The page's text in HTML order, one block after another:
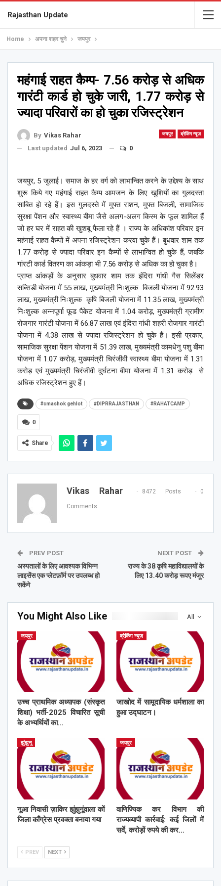
Rajasthan Update
Home अपना शहर चुने जयपुर
महंगाई राहत कैम्प- 7.56 करोड़ से अधिक
गारंटी कार्ड हो चुके जारी, 1.77 करोड़ से
ज्यादा परिवारों का हो चुका रजिस्ट्रेशन
जयपुर ब्रेकिंग न्यूज़
By Vikas Rahar
Last updated Jul 6, 2023 0
जयपुर, 5 जुलाई। समाज के हर वर्ग को लाभान्वित करने के उद्देश्य के साथ
शुरू किये गए महंगाई राहत कैम्प आमजन के लिए खुशियों का गुलदस्ता
साबित हो रहे हैं। इस गुलदस्ते में मुफ्त राशन, मुफ्त बिजली, सामाजिक
सुरक्षा पेंशन और स्वास्थ्य बीमा जैसे अलग-अलग किस्म के फूल शामिल हैं
जो हर घर में राहत की खुशबू फैला रहे हैं । राज्य के अधिकांश परिवार इन
महंगाई राहत कैम्पों में अपना रजिस्ट्रेशन करवा चुके हैं। बुधवार शाम तक
1.77 करोड़ से ज्यादा परिवार इन कैम्पों से लाभान्वित हो चुके हैं, जबकि
गांरटी कार्ड वितरण का आंकड़ा भी 7.56 करोड़ से अधिक का हो चुका है।
प्राप्त आंकड़ों के अनुसार बुधवार शाम तक इंदिरा गांधी गैस सिलेंडर
सब्सिडी योजना में 55 लाख, मुख्यमंत्री निःशुल्क बिजली योजना में 92.93
लाख, मुख्यमंत्री निःशुल्क कृषि बिजली योजना में 11.35 लाख, मुख्यमंत्री
निःशुल्क अन्नपूर्णा फूड पैकेट योजना में 1.04 करोड़, मुख्यमंत्री ग्रामीण
रोजगार गारंटी योजना में 66.87 लाख एवं इंदिरा गांधी शहरी रोजगार गारंटी
योजना में 4.38 लाख से ज्यादा रजिस्ट्रेशन हो चुके हैं। इसी प्रकार,
सामाजिक सुरक्षा पेंशन योजना में 51.39 लाख, मुख्यमंत्री कामधेनु पशु बीमा
योजना में 1.07 करोड़, मुख्यमंत्री चिरंजीवी स्वास्थ्य बीमा योजना में 1.31
करोड़ एवं मुख्यमंत्री चिरंजीवी दुर्घटना बीमा योजना में 1.31 करोड़ से
अधिक रजिस्ट्रेशन हुए हैं।
#cmashok gehlot #DIPRRAJASTHAN #RAHATCAMP
0
Share
Vikas Rahar 8472 Posts 0
Comments
PREV POST
अस्पतालों के लिए आवश्यक विभिन्न
लाइसेंस एक प्लेटफ़ॉर्म पर उपलब्ध हो
सकेंगे
NEXT POST
राज्य के 38 कृषि महाविद्यालयों के
लिए 13.40 करोड़ रूपए मंजूर
All
You Might Also Like
जयपुर
उच्च प्राथमिक अध्यापक (संस्कृत
शिक्षा) भर्ती-2025 विचारित सूची
के अभ्यर्थियों का…
ब्रेकिंग न्यूज़
जाखोद में सामूदायिक धर्मशाला का
हुआ उद्घाटन।
झुंझुनू
नूआ निवासी ज़ाकिर झुंझुनूंवाला कों
जिला काँग्रेस प्रवक्ता बनाया गया
जयपुर
वाणिज्यिक कर विभाग की
राज्यव्यापी कार्रवाई: कई जिलों में
सर्वे, करोड़ों रुपये की कर…
PREV NEXT